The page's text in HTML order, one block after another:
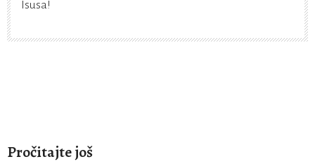
Isusa!
Pročitajte još